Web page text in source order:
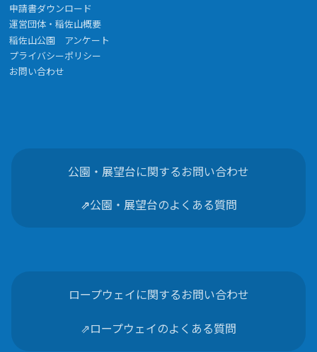
申請書ダウンロード
運営団体・稲佐山概要
稲佐山公園 アンケート
プライバシーポリシー
お問い合わせ
公園・展望台に関するお問い合わせ
⇗公園・展望台のよくある質問
ロープウェイに関するお問い合わせ
⇗ロープウェイのよくある質問